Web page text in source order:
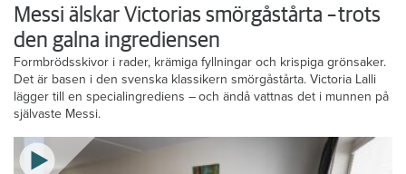
Messi älskar Victorias smörgåstårta – trots
den galna ingrediensen
Formbrödsskivor i rader, krämiga fyllningar och krispiga grönsaker.
Det är basen i den svenska klassikern smörgåstårta. Victoria Lalli
lägger till en specialingrediens – och ändå vattnas det i munnen på
självaste Messi.